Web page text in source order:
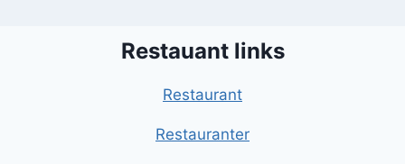
Restauant links
Restaurant
Restauranter